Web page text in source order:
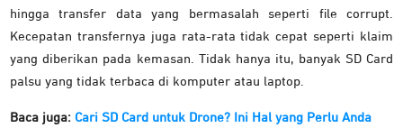
hingga transfer data yang bermasalah seperti file corrupt.
Kecepatan transfernya juga rata-rata tidak cepat seperti klaim
yang diberikan pada kemasan. Tidak hanya itu, banyak SD Card
palsu yang tidak terbaca di komputer atau laptop.
Baca juga: Cari SD Card untuk Drone? Ini Hal yang Perlu Anda